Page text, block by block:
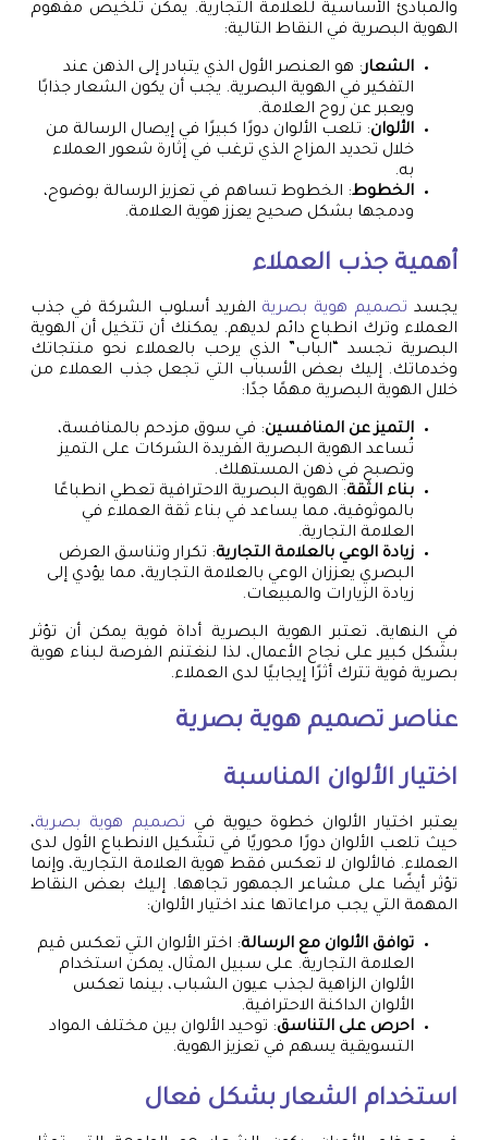
والمبادئ الأساسية للعلامة التجارية. يمكن تلخيص مفهوم
الهوية البصرية في النقاط التالية:
الشعار: هو العنصر الأول الذي يتبادر إلى الذهن عند
التفكير في الهوية البصرية. يجب أن يكون الشعار جذابًا
ويعبر عن روح العلامة.
الألوان: تلعب الألوان دورًا كبيرًا في إيصال الرسالة من
خلال تحديد المزاج الذي ترغب في إثارة شعور العملاء
به.
الخطوط: الخطوط تساهم في تعزيز الرسالة بوضوح،
ودمجها بشكل صحيح يعزز هوية العلامة.
أهمية جذب العملاء
يجسد تصميم هوية بصرية الفريد أسلوب الشركة في جذب
العملاء وترك انطباع دائم لديهم. يمكنك أن تتخيل أن الهوية
البصرية تجسد “الباب” الذي يرحب بالعملاء نحو منتجاتك
وخدماتك. إليك بعض الأسباب التي تجعل جذب العملاء من
خلال الهوية البصرية مهمًا جدًا:
التميز عن المنافسين: في سوق مزدحم بالمنافسة،
تُساعد الهوية البصرية الفريدة الشركات على التميز
وتصبح في ذهن المستهلك.
بناء الثقة: الهوية البصرية الاحترافية تعطي انطباعًا
بالموثوقية، مما يساعد في بناء ثقة العملاء في
العلامة التجارية.
زيادة الوعي بالعلامة التجارية: تكرار وتناسق العرض
البصري يعززان الوعي بالعلامة التجارية، مما يؤدي إلى
زيادة الزيارات والمبيعات.
في النهاية، تعتبر الهوية البصرية أداة قوية يمكن أن تؤثر
بشكل كبير على نجاح الأعمال، لذا لنغتنم الفرصة لبناء هوية
بصرية قوية تترك أثرًا إيجابيًا لدى العملاء.
عناصر تصميم هوية بصرية
اختيار الألوان المناسبة
يعتبر اختيار الألوان خطوة حيوية في تصميم هوية بصرية،
حيث تلعب الألوان دورًا محوريًا في تشكيل الانطباع الأول لدى
العملاء. فالألوان لا تعكس فقط هوية العلامة التجارية، وإنما
تؤثر أيضًا على مشاعر الجمهور تجاهها. إليك بعض النقاط
المهمة التي يجب مراعاتها عند اختيار الألوان:
توافق الألوان مع الرسالة: اختر الألوان التي تعكس قيم
العلامة التجارية. على سبيل المثال، يمكن استخدام
الألوان الزاهية لجذب عيون الشباب، بينما تعكس
الألوان الداكنة الاحترافية.
احرص على التناسق: توحيد الألوان بين مختلف المواد
التسويقية يسهم في تعزيز الهوية.
استخدام الشعار بشكل فعال